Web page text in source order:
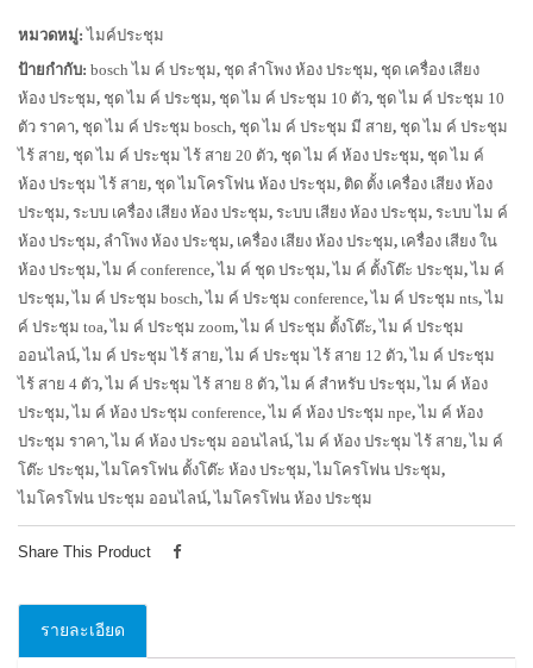
หมวดหมู่:ไมค์ประชุม
ป้ายกำกับ: bosch ไม ค์ ประชุม, ชุด ลำโพง ห้อง ประชุม, ชุด เครื่อง เสียง
ห้อง ประชุม, ชุด ไม ค์ ประชุม, ชุด ไม ค์ ประชุม 10 ตัว, ชุด ไม ค์ ประชุม 10
ตัว ราคา, ชุด ไม ค์ ประชุม bosch, ชุด ไม ค์ ประชุม มี สาย, ชุด ไม ค์ ประชุม
ไร้ สาย, ชุด ไม ค์ ประชุม ไร้ สาย 20 ตัว, ชุด ไม ค์ ห้อง ประชุม, ชุด ไม ค์
ห้อง ประชุม ไร้ สาย, ชุด ไมโครโฟน ห้อง ประชุม, ติด ตั้ง เครื่อง เสียง ห้อง
ประชุม, ระบบ เครื่อง เสียง ห้อง ประชุม, ระบบ เสียง ห้อง ประชุม, ระบบ ไม ค์
ห้อง ประชุม, ลำโพง ห้อง ประชุม, เครื่อง เสียง ห้อง ประชุม, เครื่อง เสียง ใน
ห้อง ประชุม,ไม ค์ conference,ไม ค์ ชุด ประชุม,ไม ค์ ตั้งโต๊ะ ประชุม,ไม ค์
ประชุม,ไม ค์ ประชุม bosch,ไม ค์ ประชุม conference,ไม ค์ ประชุม nts,ไม
ค์ ประชุม toa,ไม ค์ ประชุม zoom,ไม ค์ ประชุม ตั้งโต๊ะ,ไม ค์ ประชุม
ออนไลน์,ไม ค์ ประชุม ไร้ สาย,ไม ค์ ประชุม ไร้ สาย 12 ตัว,ไม ค์ ประชุม
ไร้ สาย 4 ตัว,ไม ค์ ประชุม ไร้ สาย 8 ตัว,ไม ค์ สำหรับ ประชุม,ไม ค์ ห้อง
ประชุม,ไม ค์ ห้อง ประชุม conference,ไม ค์ ห้อง ประชุม npe,ไม ค์ ห้อง
ประชุม ราคา,ไม ค์ ห้อง ประชุม ออนไลน์,ไม ค์ ห้อง ประชุม ไร้ สาย,ไม ค์
โต๊ะ ประชุม,ไมโครโฟน ตั้งโต๊ะ ห้อง ประชุม,ไมโครโฟน ประชุม,
ไมโครโฟน ประชุม ออนไลน์,ไมโครโฟน ห้อง ประชุม
Share This Product
รายละเอียด